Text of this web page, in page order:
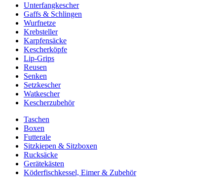
Unterfangkescher
Gaffs & Schlingen
Wurfnetze
Krebsteller
Karpfensäcke
Kescherköpfe
Lip-Grips
Reusen
Senken
Setzkescher
Watkescher
Kescherzubehör
Taschen
Boxen
Futterale
Sitzkiepen & Sitzboxen
Rucksäcke
Gerätekästen
Köderfischkessel, Eimer & Zubehör